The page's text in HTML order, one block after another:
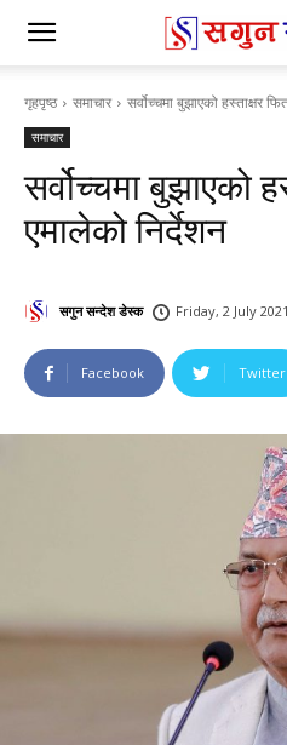
गृहपृष्ठ समाचार सर्वोच्चमा बुझाएको हस्ताक्षर
समाचार
सर्वोच्चमा बुझाएको
एमालेको निर्देशन
सगुन सन्देश डेस्क Friday, 2 July
Facebook Twitter